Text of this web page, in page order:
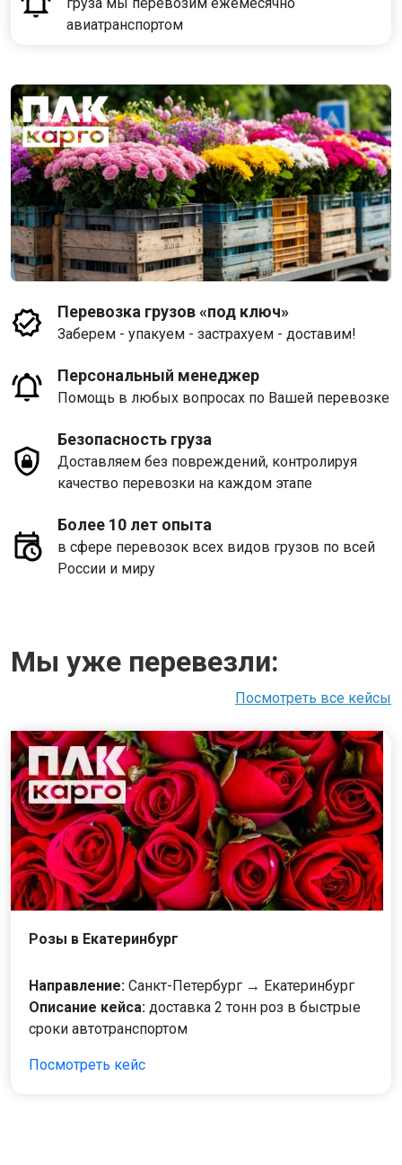
авиатранспортом
Перевозка грузов «под ключ»
Заберем - упакуем - застрахуем - доставим!
Персональный менеджер
Помощь в любых вопросах по Вашей перевозке
Безопасность груза
Доставляем без повреждений, контролируя
качество перевозки на каждом этапе
Более 10 лет опыта
в сфере перевозок всех видов грузов по всей
России и миру
Мы уже перевезли:
Посмотреть все кейсы
Розы в Екатеринбург
Направление: Санкт-Петербург → Екатеринбург
Описание кейса: доставка 2 тонн роз в быстрые
сроки автотранспортом
Посмотреть кейс